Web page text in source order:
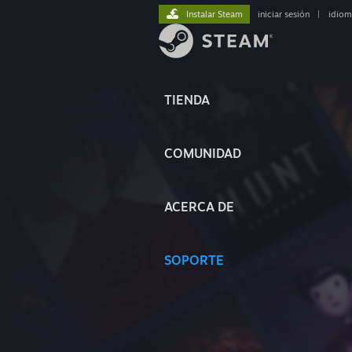
TIENDA
COMUNIDAD
ACERCA DE
SOPORTE
Instalar Steam iniciar sesión